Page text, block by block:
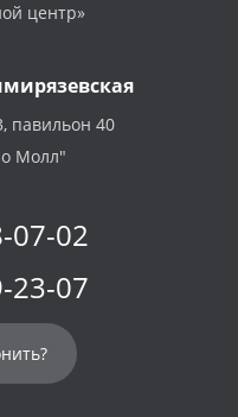
центр»
павильон 40
Молл"
07-02
23-07